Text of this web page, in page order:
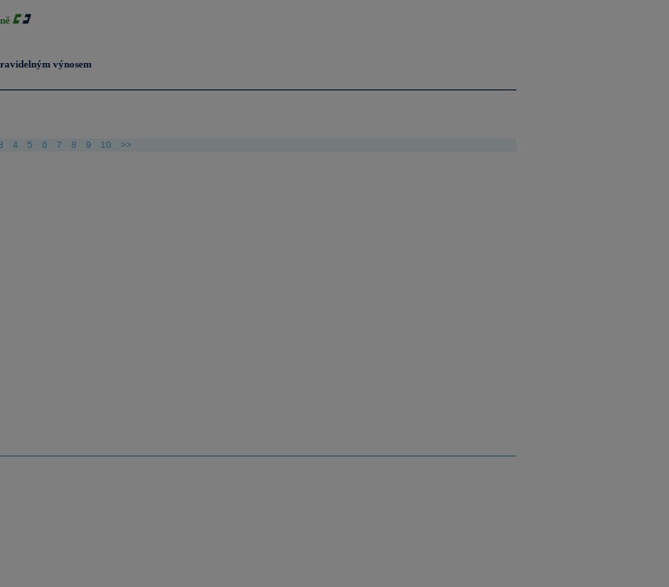
výnosem
4 5 6 7 8 9 10 >>